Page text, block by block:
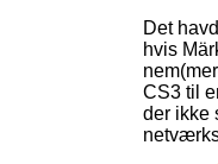
Det
hvis
CS3 til
der ikke